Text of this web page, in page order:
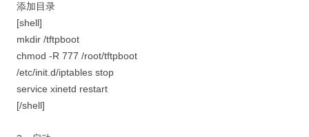
添加目录
[shell]
mkdir /tftpboot
chmod -R 777 /root/tftpboot
/etc/init.d/iptables stop
service xinetd restart
[/shell]